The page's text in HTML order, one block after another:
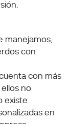
manejamos,
con
con más
ellos no
existe.
en